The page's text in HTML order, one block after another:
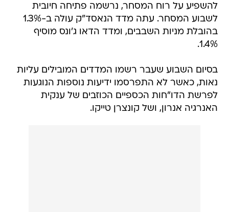
להשפיע על רוח המסחר, נרשמה פתיחה חיובית
לשבוע המסחר. עתה מדד הנאסד"ק עולה ב-1.3%
בהובלת מניות השבבים, ומדד הדאו ג'ונס מוסיף
1.4%.
בסיום השבוע שעבר רשמו המדדים המובילים עליות
נאות, כאשר לא התפרסמו ידיעות נוספות הנוגעות
לפרשת הדו"חות הכספיים הכוזבים של ענקית
האנרגיה אנרון, ושל קונצרן טייקו.